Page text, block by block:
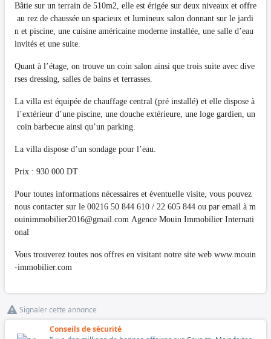
Bâtie sur un terrain de 510m2, elle est érigée sur deux niveaux et offre
au rez de chaussée un spacieux et lumineux salon donnant sur le jardi
n et piscine, une cuisine américaine moderne installée, une salle d’eau
invités et une suite.
Quant à l’étage, on trouve un coin salon ainsi que trois suite avec dive
rses dressing, salles de bains et terrasses.
La villa est équipée de chauffage central (pré installé) et elle dispose à
l’extérieur d’une piscine, une douche extérieure, une loge gardien, un
coin barbecue ainsi qu’un parking.
La villa dispose d’un sondage pour l’eau.
Prix : 930 000 DT
Pour toutes informations nécessaires et éventuelle visite, vous pouvez
nous contacter sur le 00216 50 844 610 / 22 605 844 ou par email à m
ouinimmobilier2016@gmail.com Agence Mouin Immobilier Internati
onal
Vous trouverez toutes nos offres en visitant notre site web www.mouin
-immobilier.com
Signaler cette annonce
Conseils de sécurité